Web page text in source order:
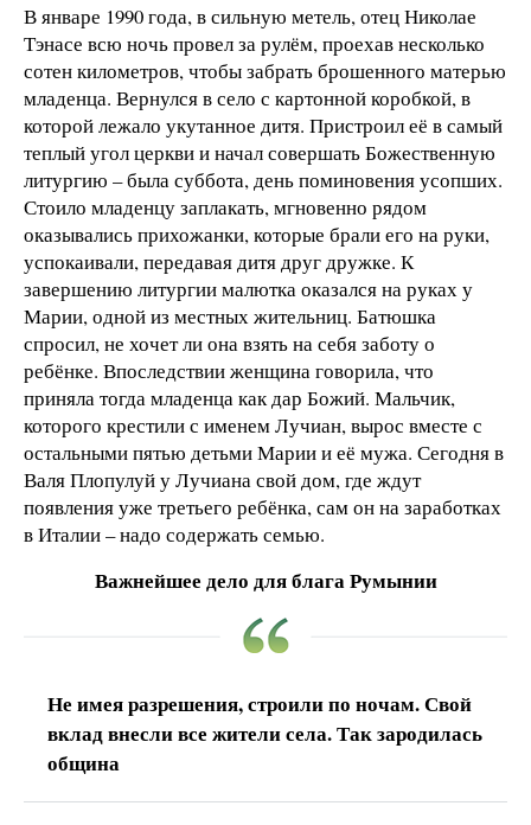
В январе 1990 года, в сильную метель, отец Николае
Тэнасе всю ночь провел за рулём, проехав несколько
сотен километров, чтобы забрать брошенного матерью
младенца. Вернулся в село с картонной коробкой, в
которой лежало укутанное дитя. Пристроил её в самый
теплый угол церкви и начал совершать Божественную
литургию – была суббота, день поминовения усопших.
Стоило младенцу заплакать, мгновенно рядом
оказывались прихожанки, которые брали его на руки,
успокаивали, передавая дитя друг дружке. К
завершению литургии малютка оказался на руках у
Марии, одной из местных жительниц. Батюшка
спросил, не хочет ли она взять на себя заботу о
ребёнке. Впоследствии женщина говорила, что
приняла тогда младенца как дар Божий. Мальчик,
которого крестили с именем Лучиан, вырос вместе с
остальными пятью детьми Марии и её мужа. Сегодня в
Валя Плопулуй у Лучиана свой дом, где ждут
появления уже третьего ребёнка, сам он на заработках
в Италии – надо содержать семью.
Важнейшее дело для блага Румынии
Не имея разрешения, строили по ночам. Свой
вклад внесли все жители села. Так зародилась
община